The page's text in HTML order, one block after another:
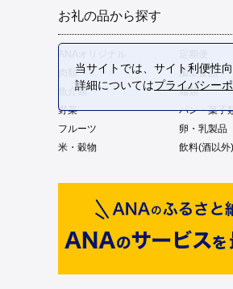
お礼の品から探す
肉類
加工食品
魚介類
麺類
野菜
パン・菓子
フルーツ
卵・乳製品
米・穀物
飲料(酒以外)
当サイトでは、サイト利便性
詳細についてはプライバシー